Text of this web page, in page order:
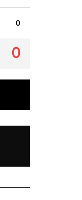
0
0